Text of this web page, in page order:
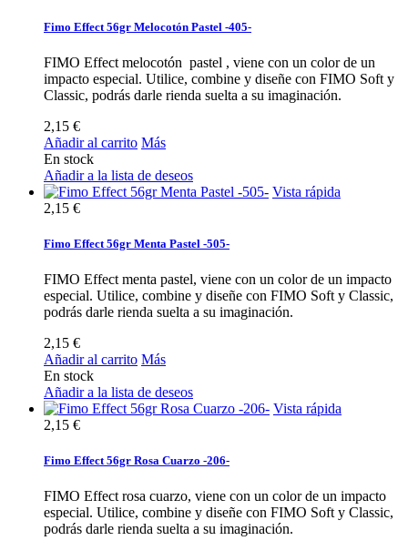
Fimo Effect 56gr Melocotón Pastel -405-
FIMO Effect melocotón pastel , viene con un color de un
impacto especial. Utilice, combine y diseñe con FIMO Soft y
Classic, podrás darle rienda suelta a su imaginación.
2,15 €
Añadir al carrito Más
En stock
Añadir a la lista de deseos
Vista rápida
2,15 €
Fimo Effect 56gr Menta Pastel -505-
FIMO Effect menta pastel, viene con un color de un impacto
especial. Utilice, combine y diseñe con FIMO Soft y Classic,
podrás darle rienda suelta a su imaginación.
2,15 €
Añadir al carrito Más
En stock
Añadir a la lista de deseos
Vista rápida
2,15 €
Fimo Effect 56gr Rosa Cuarzo -206-
FIMO Effect rosa cuarzo, viene con un color de un impacto
especial. Utilice, combine y diseñe con FIMO Soft y Classic,
podrás darle rienda suelta a su imaginación.